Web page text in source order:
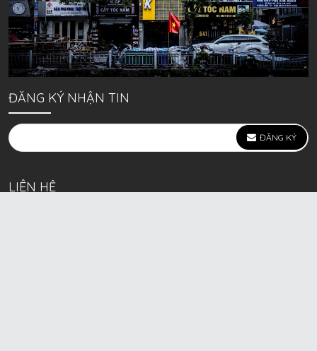
ĐĂNG KÝ NHẬN TIN
ĐĂNG KÝ
LIÊN HỆ